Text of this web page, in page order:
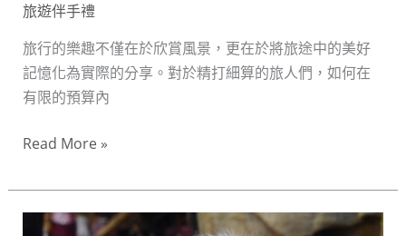
旅遊伴手禮
旅行的樂趣不僅在於欣賞風景，更在於將旅途中的美好
記憶化為實際的分享。對於精打細算的旅人們，如何在
有限的預算內
略：
GEOW
YONG
TEA
HONG
的
值
Read More »